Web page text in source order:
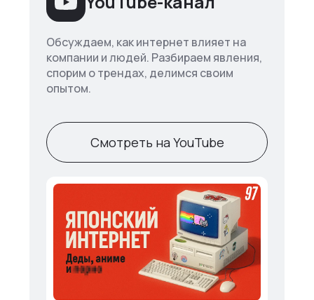
Обсуждаем, как интернет влияет на
компании и людей. Разбираем явления,
спорим о трендах, делимся своим
опытом.
Смотреть на YouTube